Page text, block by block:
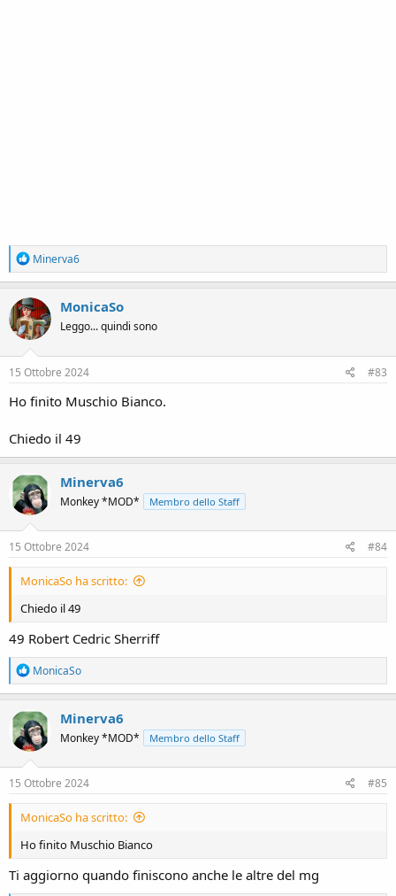
R
e
a
c
t
i
o
n
s
Minerva6
MonicaSo
Leggo... quindi sono
15 Ottobre 2024 #83
Ho finito Muschio Bianco.
Chiedo il 49
Minerva6
Monkey *MOD* Membro dello Staff
15 Ottobre 2024 #84
MonicaSo ha scritto:
Chiedo il 49
49 Robert Cedric Sherriff
R
e
a
c
t
i
o
n
s
MonicaSo
Minerva6
Monkey *MOD* Membro dello Staff
15 Ottobre 2024 #85
MonicaSo ha scritto:
Ho finito Muschio Bianco
Ti aggiorno quando finiscono anche le altre del mg